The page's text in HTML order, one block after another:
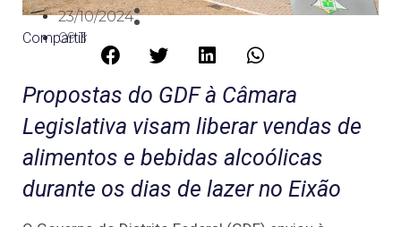
23/10/2024
09:30
Compartilhe:
Propostas do GDF à Câmara
Legislativa visam liberar vendas de
alimentos e bebidas alcoólicas
durante os dias de lazer no Eixão